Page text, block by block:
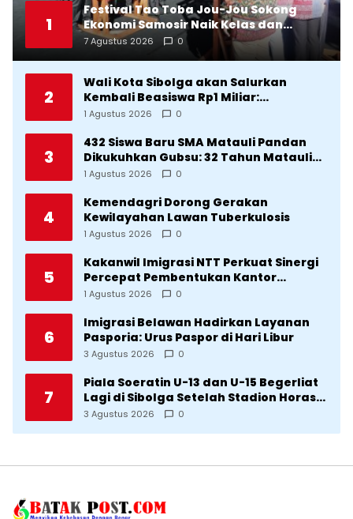
1
Festival Tao Toba Jou-Jou Sokong
Ekonomi Samosir Naik Kelas dan
Pariwisata Menjadi Sumber
Pertumbuhan Ekonomi Baru
7 Agustus 2026 0
2
Wali Kota Sibolga akan Salurkan
Kembali Beasiswa Rp1 Miliar:
Diproritaskan Mahasiswa Korban
1 Agustus 2026 0
3
432 Siswa Baru SMA Matauli Pandan
Dikukuhkan Gubsu: 32 Tahun Matauli
Cetak SDM Unggul
1 Agustus 2026 0
4
Kemendagri Dorong Gerakan
Kewilayahan Lawan Tuberkulosis
1 Agustus 2026 0
5
Kakanwil Imigrasi NTT Perkuat Sinergi
Percepat Pembentukan Kantor
Imigrasi Sumba Timur
1 Agustus 2026 0
6
Imigrasi Belawan Hadirkan Layanan
Pasporia: Urus Paspor di Hari Libur
3 Agustus 2026 0
7
Piala Soeratin U-13 dan U-15 Begerliat
Lagi di Sibolga Setelah Stadion Horas
Direvitalisasi Wali Kota
3 Agustus 2026 0